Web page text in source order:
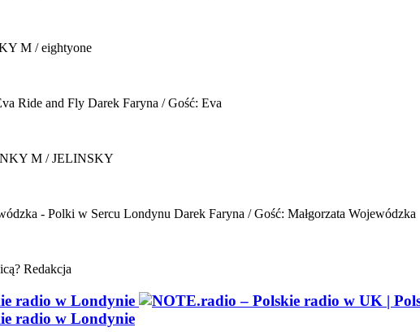
M / eightyone
Ride and Fly Darek Faryna / Gość: Eva
M / JELINSKY
- Polki w Sercu Londynu Darek Faryna / Gość: Małgorzata Wojewódzka
Redakcja